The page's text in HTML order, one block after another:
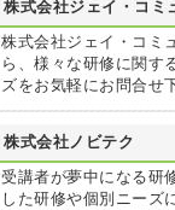
株式会社ジェイ・コミ
株式会社ジェイ・コミ
ら、様々な研修に関す
ズをお気軽にお問合せ
株式会社ノビテク
受講者が夢中になる研
した研修や個別ニーズ